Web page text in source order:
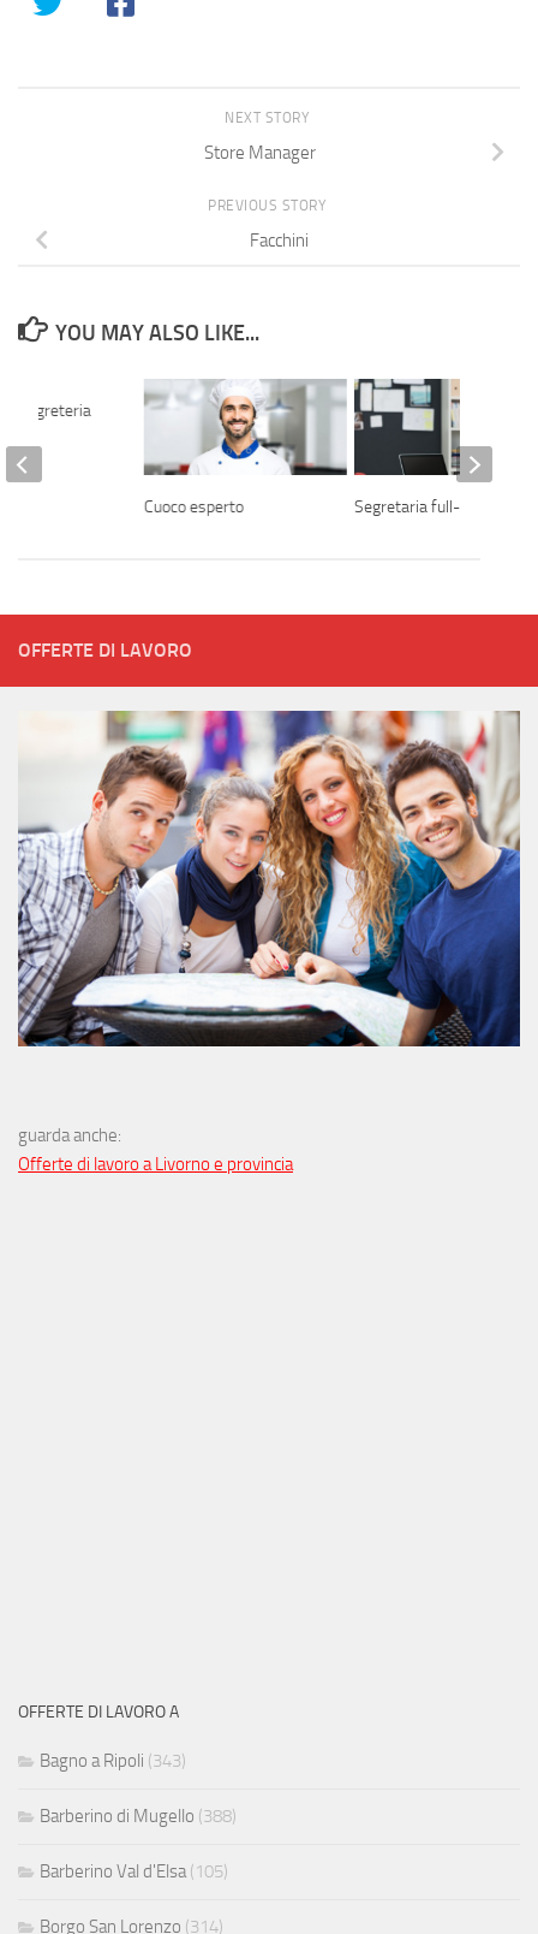
NEXT STORY
Store Manager
PREVIOUS STORY
Facchini
YOU MAY ALSO LIKE...
Cuoco esperto Segretaria full-time
segreteria
OFFERTE DI LAVORO
guarda anche:
Offerte di lavoro a Livorno e provincia
OFFERTE DI LAVORO A
Bagno a Ripoli (343)
Barberino di Mugello (388)
Barberino Val d'Elsa(105)
Borgo San Lorenzo (314)